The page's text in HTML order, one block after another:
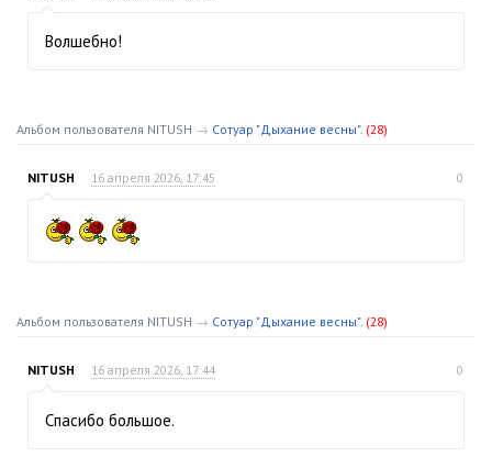
Волшебно!
Альбом пользователя NITUSH → Сотуар "Дыхание весны". (28)
NITUSH 16 апреля 2026, 17:45 0
Альбом пользователя NITUSH → Сотуар "Дыхание весны". (28)
NITUSH 16 апреля 2026, 17:44 0
Спасибо большое.